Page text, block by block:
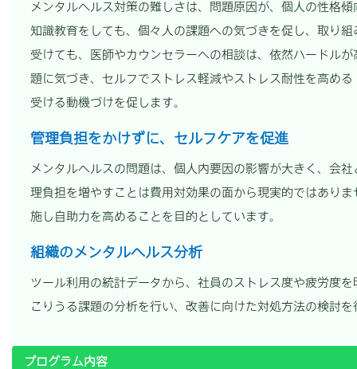
メンタルヘルス対策の難しさは、問題原因が、個人の性格
知識教育をしても、個々人の課題への気づきを促し、取り
受けても、医師やカウンセラーへの相談は、依然ハードル
題に気づき、セルフでストレス軽減やストレス耐性を高め
受ける動機づけを促します。
管理負担をかけずに、セルフケアを促進
メンタルヘルスの問題は、個人内要因の影響が大きく、会
理負担を増やすことは費用対効果の面から現実的ではあり
施し自助力を高めることを目的としています。
組織のメンタルヘルス分析
ツール利用の統計データから、社員のストレス度や疲労度
こりうる課題の分析を行い、改善に向けた対処方法の検討
プログラム内容